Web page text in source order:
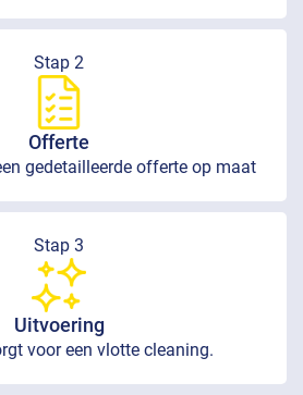
Stap 2
Offerte
gedetailleerde offerte op maat
Stap 3
Uitvoering
voor een vlotte cleaning.